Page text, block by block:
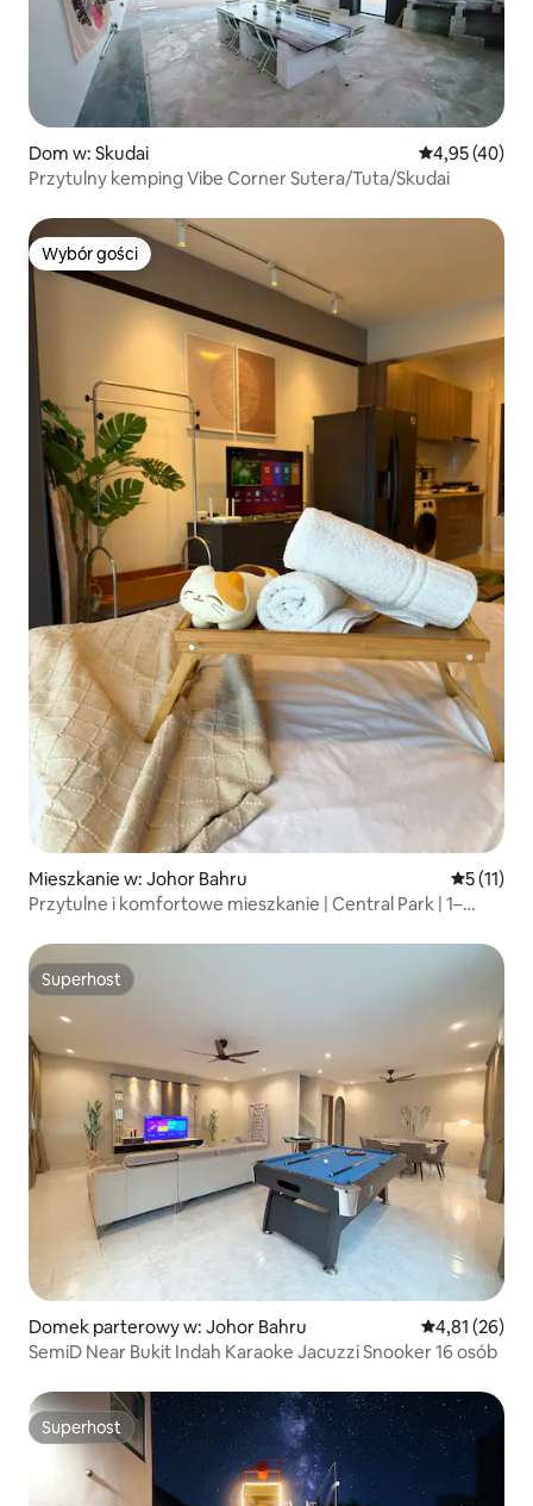
Dom w: Skudai Średnia
4,95 (40)
Przytulny kemping Vibe Corner Sutera/Tuta/Skudai
Wybór gości
Wybór gości
Mieszkanie w: Johor Bahru Średnia
5 (11)
Przytulne i komfortowe mieszkanie | Central Park | 1–
Superhost
Superhost
Domek parterowy w: Johor Bahru Średnia
4,81 (26)
SemiD Near Bukit Indah Karaoke Jacuzzi Snooker 16 osób
Superhost
Superhost